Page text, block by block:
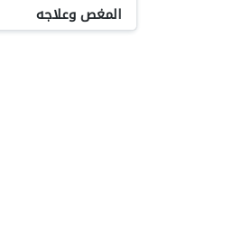
المغص وعلاجه